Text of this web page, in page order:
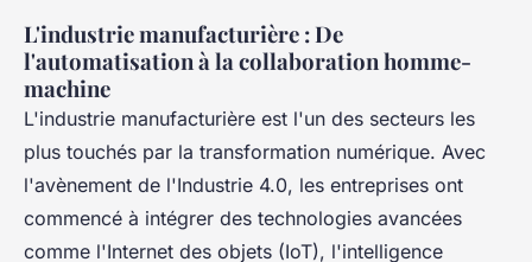
L'industrie manufacturière : De
l'automatisation à la collaboration homme-
machine
L'industrie manufacturière est l'un des secteurs les
plus touchés par la transformation numérique. Avec
l'avènement de l'Industrie 4.0, les entreprises ont
commencé à intégrer des technologies avancées
comme l'Internet des objets (IoT), l'intelligence